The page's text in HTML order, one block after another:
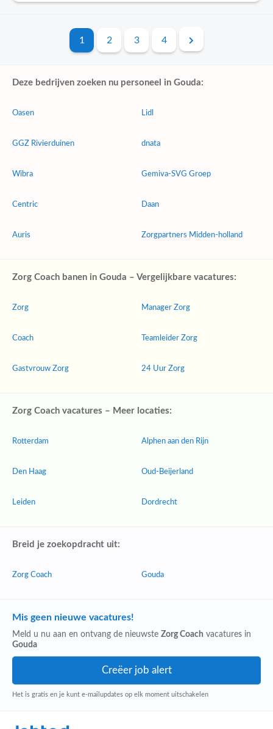
1 2 3 4
Deze bedrijven zoeken nu personeel in Gouda:
Oasen
GGZ Rivierduinen
Wibra
Centric
Auris
Lidl
dnata
Gemiva-SVG Groep
Daan
Zorgpartners Midden-holland
Zorg Coach banen in Gouda – Vergelijkbare vacatures:
Zorg
Coach
Gastvrouw Zorg
Manager Zorg
Teamleider Zorg
24 Uur Zorg
Zorg Coach vacatures – Meer locaties:
Rotterdam
Den Haag
Leiden
Alphen aan den Rijn
Oud-Beijerland
Dordrecht
Breid je zoekopdracht uit:
Zorg Coach Gouda
Mis geen nieuwe vacatures!
Meld u nu aan en ontvang de nieuwste Zorg Coach vacatures in
Gouda
Het is gratis en je kunt e-mailupdates op elk moment uitschakelen